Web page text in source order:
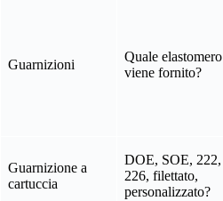
Guarnizioni
Quale elastomero
viene fornito?
Guarnizione a
cartuccia
DOE, SOE, 222,
226, filettato,
personalizzato?